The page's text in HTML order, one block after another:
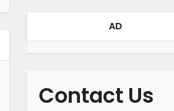
AD
Contact Us